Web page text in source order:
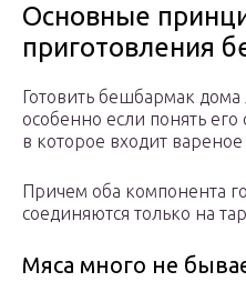
Основные
приготовления
Готовить бешбармак
особенно если понять его
в которое входит
Причем оба компонента
соединяются только на
Мяса много не